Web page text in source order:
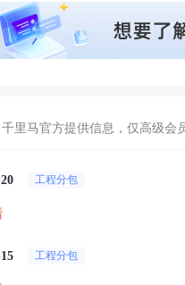
千里马官方提供信息，仅高级会
工程分包
工程分包